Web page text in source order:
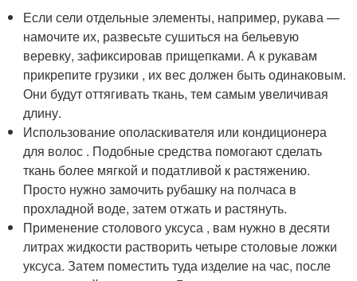
Если сели отдельные элементы, например, рукава —
намочите их, развесьте сушиться на бельевую
веревку, зафиксировав прищепками. А к рукавам
прикрепите грузики , их вес должен быть одинаковым.
Они будут оттягивать ткань, тем самым увеличивая
длину.
Использование ополаскивателя или кондиционера
для волос . Подобные средства помогают сделать
ткань более мягкой и податливой к растяжению.
Просто нужно замочить рубашку на полчаса в
прохладной воде, затем отжать и растянуть.
Применение столового уксуса , вам нужно в десяти
литрах жидкости растворить четыре столовые ложки
уксуса. Затем поместить туда изделие на час, после